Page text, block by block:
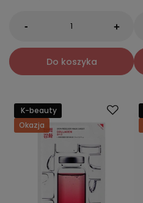
- +
Do koszyka
K-beauty
Okazja